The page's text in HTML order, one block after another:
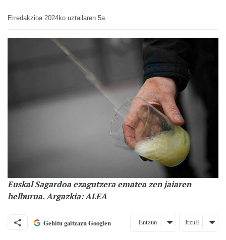
Erredakzioa 2024ko uztailaren 5a
Euskal Sagardoa ezagutzera ematea zen jaiaren
helburua. Argazkia: ALEA
Gehitu gaitzazu Googlen Entzun Itzuli